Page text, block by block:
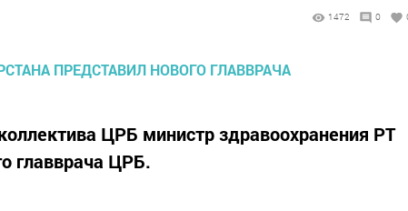
1472 0
ЦРБ министр здравоохранения РТ
главврача ЦРБ.